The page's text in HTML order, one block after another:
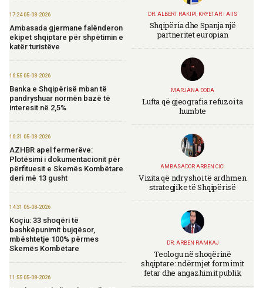
17:24 05-08-2026
Ambasada gjermane falënderon
ekipet shqiptare për shpëtimin e
katër turistëve
16:55 05-08-2026
Banka e Shqipërisë mban të
pandryshuar normën bazë të
interesit në 2,5%
16:31 05-08-2026
AZHBR apel fermerëve:
Plotësimi i dokumentacionit për
përfituesit e Skemës Kombëtare
deri më 13 gusht
14:31 05-08-2026
Koçiu: 33 shoqëri të
bashkëpunimit bujqësor,
mbështetje 100% përmes
Skemës Kombëtare
11:55 05-08-2026
DR. ALBERT RAKIPI, KRYETAR I AIIS
Shqipëria dhe Spanja një
partneritet europian
MARJANA DODA
Lufta që gjeografia refuzoi ta
humbte
AMBASADOR ARBEN CICI
Vizita që ndryshoi të ardhmen
strategjike të Shqipërisë
DR. ARBEN RAMKAJ
Teologu në shoqërinë
shqiptare: ndërmjet formimit
fetar dhe angazhimit publik